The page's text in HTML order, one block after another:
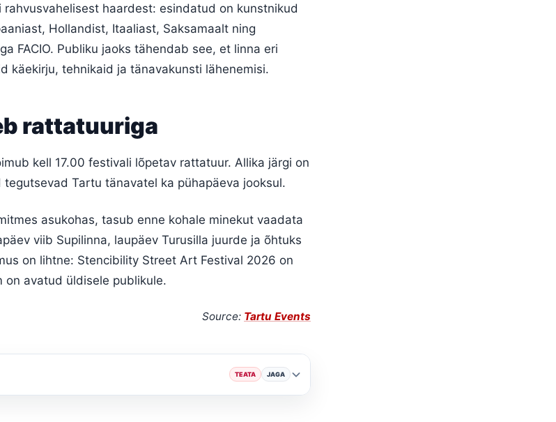
haardest: esindatud on kunstnikud
Hollandist, Itaaliast, Saksamaalt ning
FACIO. Publiku jaoks tähendab see, et linna eri
käekirju, tehnikaid ja tänavakunsti lähenemisi.
rattatuuriga
kell 17.00 festivali lõpetav rattatuur. Allika järgi on
Tartu tänavatel ka pühapäeva jooksul.
asukohas, tasub enne kohale minekut vaadata
viib Supilinna, laupäev Turusilla juurde ja õhtuks
on lihtne: Stencibility Street Art Festival 2026 on
on avatud üldisele publikule.
Source: Tartu Events
TEATA JAGA